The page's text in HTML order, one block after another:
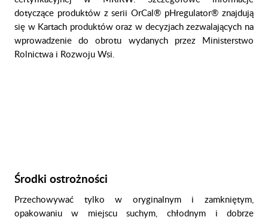
dotyczące produktów z serii OrCal® pHregulator® znajdują
się w Kartach produktów oraz w decyzjach zezwalających na
wprowadzenie do obrotu wydanych przez Ministerstwo
Rolnictwa i Rozwoju Wsi.
Środki ostrożności
Przechowywać tylko w oryginalnym i zamkniętym,
opakowaniu w miejscu suchym, chłodnym i dobrze